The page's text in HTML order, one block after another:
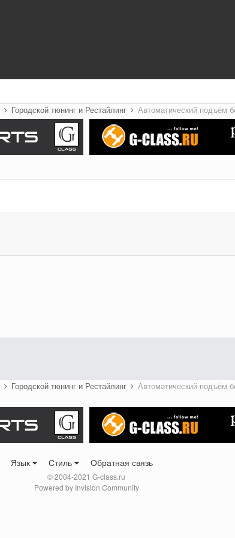
Городской тюнинг и Рестайлинг Автоматический подъём
Городской тюнинг и Рестайлинг Автоматический подъём
Язык Стиль Обратная связь
© 2004-2021 G-class.ru
Powered by Invision Community